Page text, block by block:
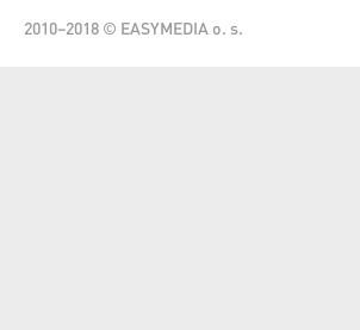
2010–2018 © EASYMEDIA o. s.